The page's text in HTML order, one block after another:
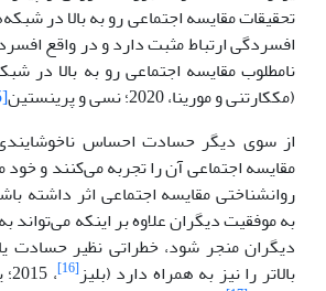
تحقیقات مقایسه اجتماعی رو به بالا در
افسردگی ارتباط مثبت دارد و در واقع
نامطلوب مقایسه اجتماعی رو به بالا در
(مک­کارتنی و مورینا، 2020؛ نسی و پرینستین
[15]
از سوی دیگر حسادت احساس
مقایسه اجتماعی آن را تجربه می‌کنند و خود
روانشناختی مقایسه اجتماعی اثر داشته
به موفقیت دیگران علاوه بر اینکه می‌تواند
دیگران منجر شود، خطراتی نظیر
بالاتر را نیز به همراه دارد (بلیز[16]
،